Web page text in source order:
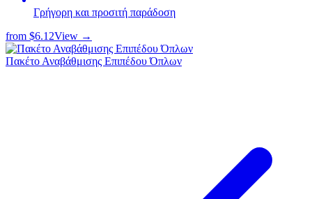
Γρήγορη και προσιτή παράδοση
from $6.12View →
Πακέτο Αναβάθμισης Επιπέδου Όπλων